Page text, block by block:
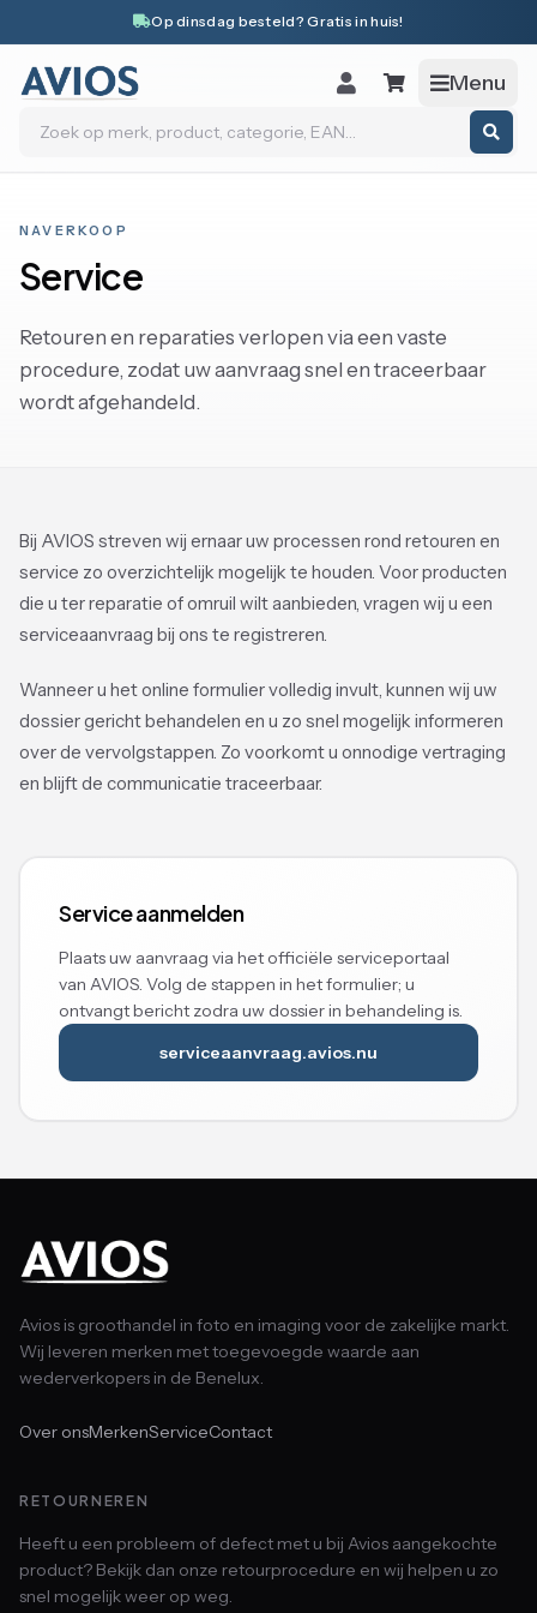
Op dinsdag besteld? Gratis in huis!
Menu
Zoeken
NAVERKOOP
Service
Retouren en reparaties verlopen via een vaste
procedure, zodat uw aanvraag snel en traceerbaar
wordt afgehandeld.
Bij AVIOS streven wij ernaar uw processen rond retouren en
service zo overzichtelijk mogelijk te houden. Voor producten
die u ter reparatie of omruil wilt aanbieden, vragen wij u een
serviceaanvraag bij ons te registreren.
Wanneer u het online formulier volledig invult, kunnen wij uw
dossier gericht behandelen en u zo snel mogelijk informeren
over de vervolgstappen. Zo voorkomt u onnodige vertraging
en blijft de communicatie traceerbaar.
Service aanmelden
Plaats uw aanvraag via het officiële serviceportaal
van AVIOS. Volg de stappen in het formulier; u
ontvangt bericht zodra uw dossier in behandeling is.
serviceaanvraag.avios.nu
Avios is groothandel in foto en imaging voor de zakelijke markt.
Wij leveren merken met toegevoegde waarde aan
wederverkopers in de Benelux.
Over onsMerkenServiceContact
RETOURNEREN
Heeft u een probleem of defect met u bij Avios aangekochte
product? Bekijk dan onze retourprocedure en wij helpen u zo
snel mogelijk weer op weg.